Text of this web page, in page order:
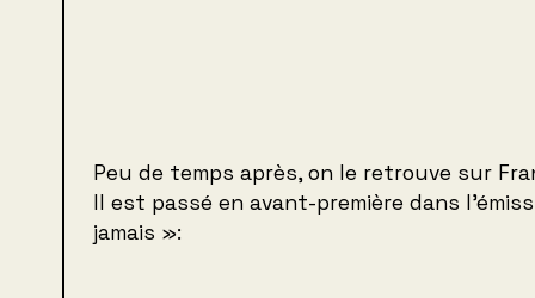
Peu de temps après, on le retrouve sur
Il est passé en avant-première dans
jamais »: